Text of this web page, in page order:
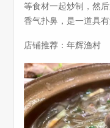
等食材一起炒制，然
香气扑鼻，是一道具
店铺推荐：年辉渔村